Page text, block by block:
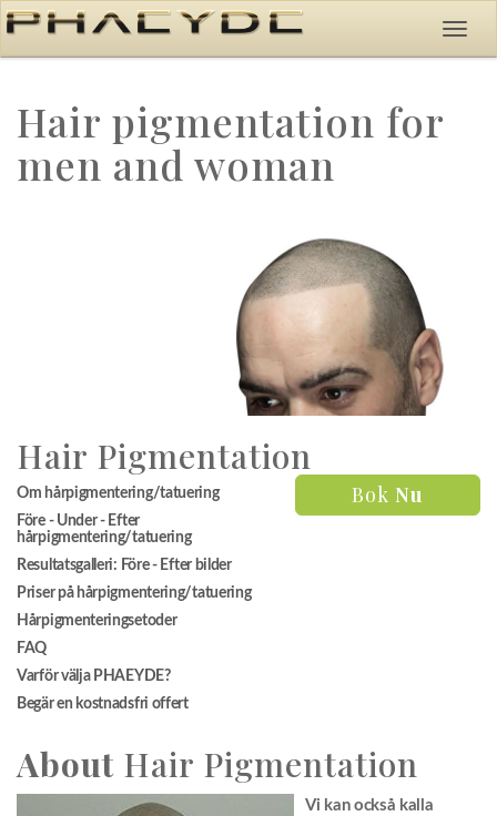
Hair pigmentation for
men and woman
Hair Pigmentation
Bok Nu
Om hårpigmentering/tatuering
Före - Under - Efter
hårpigmentering/tatuering
Resultatsgalleri: Före - Efter bilder
Priser på hårpigmentering/tatuering
Hårpigmenteringsetoder
FAQ
Varför välja PHAEYDE?
Begär en kostnadsfri offert
About Hair Pigmentation
Vi kan också kalla